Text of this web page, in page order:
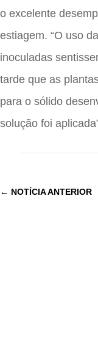
o excelente
estiagem. “O uso
inoculadas
tarde que as
para o sólido
solução foi
← NOTÍCIA ANTERIOR